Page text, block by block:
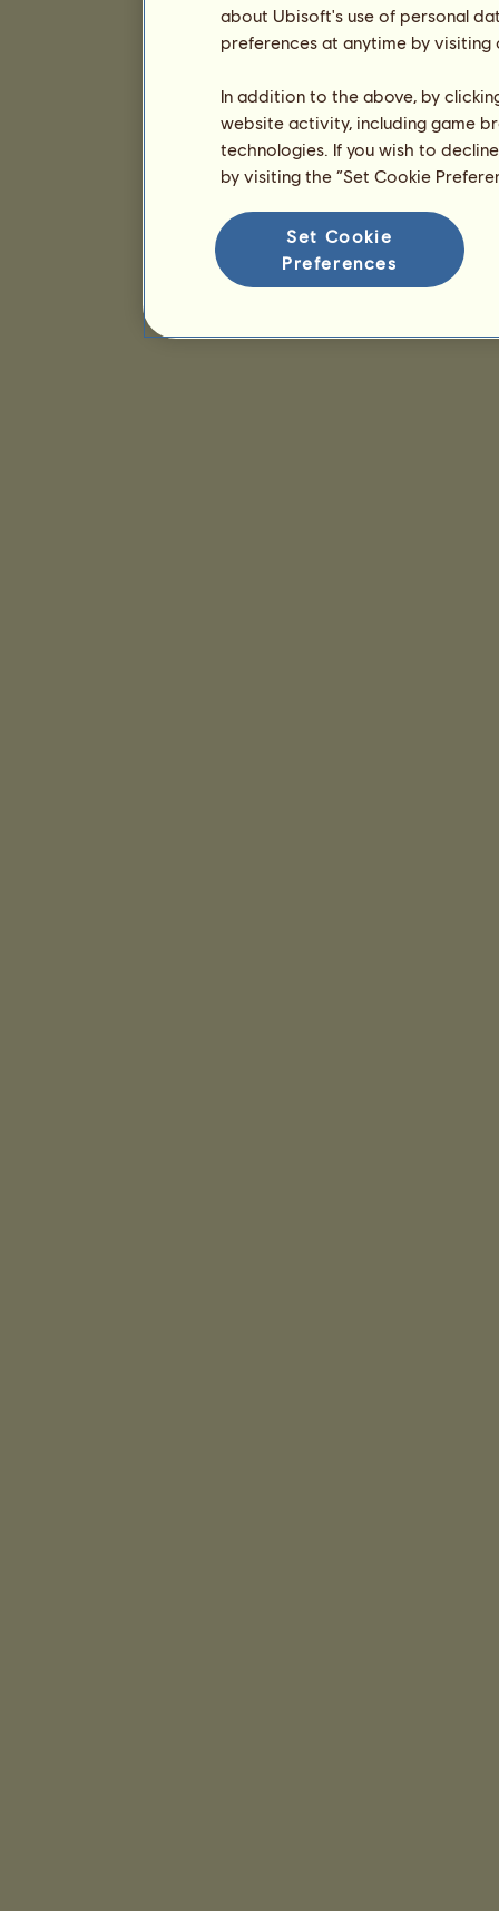
about Ubisoft's use of personal
preferences at anytime by
In addition to the above, by
website activity, including game
technologies. If you wish to
by visiting the “Set Cookie
Set Cookie
Preferences